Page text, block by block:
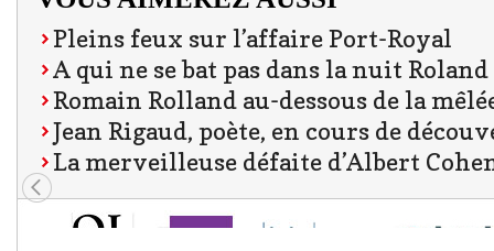
Pleins feux sur l’affaire Port-Royal
A qui ne se bat pas dans la nuit
Romain Rolland au-dessous de la
Jean Rigaud, poète, en cours de
La merveilleuse défaite d’Albert